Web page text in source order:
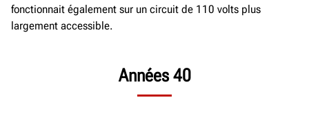
fonctionnait également sur un circuit de 110 volts plus
largement accessible.
Années 40